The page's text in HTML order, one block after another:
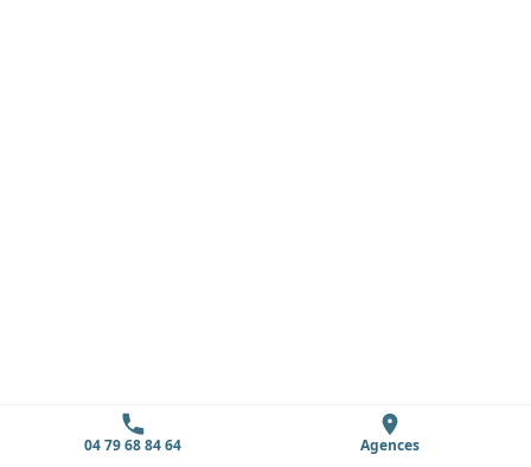
04 79 68 84 64 Agences